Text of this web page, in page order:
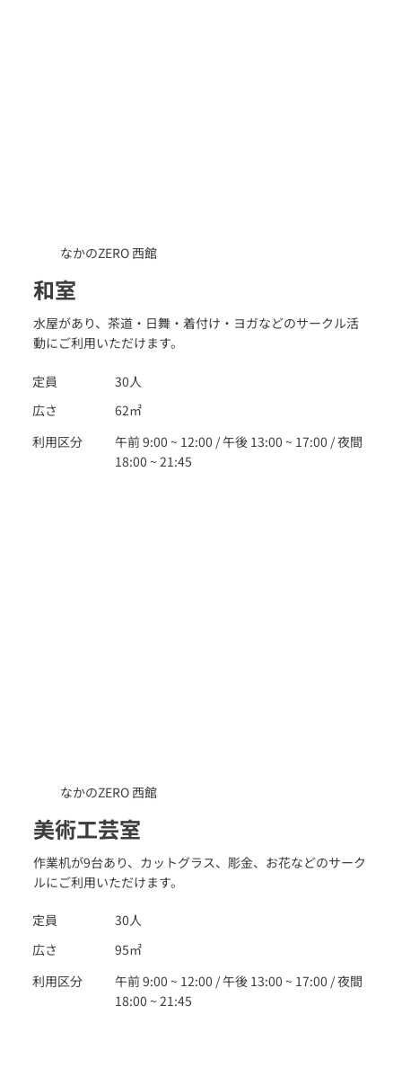
なかのZERO 西館
和室
水屋があり、茶道・日舞・着付け・ヨガなどのサークル活
動にご利用いただけます。
定員
30人
広さ
62㎡
利用区分
午前 9:00 ~ 12:00 / 午後 13:00 ~ 17:00 / 夜間
18:00 ~ 21:45
なかのZERO 西館
美術工芸室
作業机が9台あり、カットグラス、彫金、お花などのサーク
ルにご利用いただけます。
定員
30人
広さ
95㎡
利用区分
午前 9:00 ~ 12:00 / 午後 13:00 ~ 17:00 / 夜間
18:00 ~ 21:45